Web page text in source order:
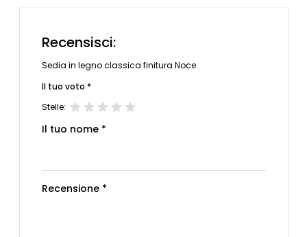
Recensisci:
Sedia in legno classica finitura Noce
Il tuo voto *
Stelle:
Il tuo nome *
Recensione *